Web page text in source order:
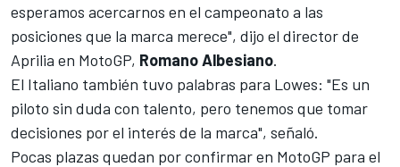
esperamos acercarnos en el campeonato a las
posiciones que la marca merece", dijo el director de
Aprilia en MotoGP, Romano Albesiano.
El Italiano también tuvo palabras para Lowes: "Es un
piloto sin duda con talento, pero tenemos que tomar
decisiones por el interés de la marca", señaló.
Pocas plazas quedan por confirmar en MotoGP para el